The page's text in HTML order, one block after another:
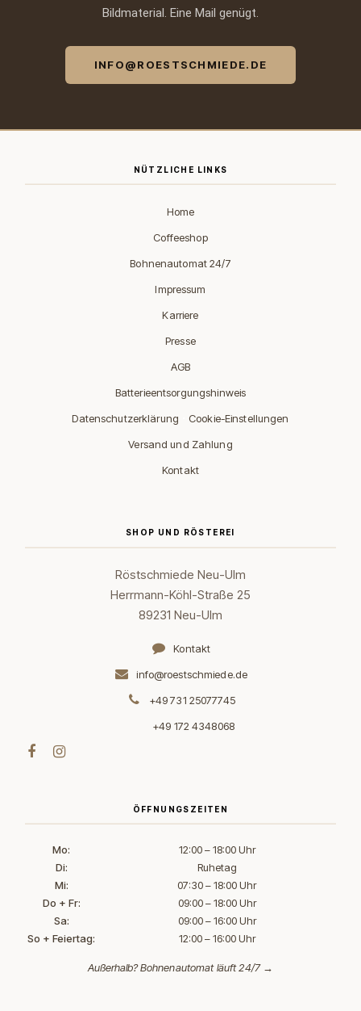
Bildmaterial. Eine Mail genügt.
INFO@ROESTSCHMIEDE.DE
NÜTZLICHE LINKS
Home
Coffeeshop
Bohnenautomat 24/7
Impressum
Karriere
Presse
AGB
Batterieentsorgungshinweis
Datenschutzerklärung
Cookie-Einstellungen
Versand und Zahlung
Kontakt
SHOP UND RÖSTEREI
Röstschmiede Neu-Ulm
Herrmann-Köhl-Straße 25
89231 Neu-Ulm
Kontakt
info@roestschmiede.de
+49 731 25077745
+49 172 4348068
ÖFFNUNGSZEITEN
Mo:
12:00 – 18:00 Uhr
Di:
Ruhetag
Mi:
07:30 – 18:00 Uhr
Do + Fr:
09:00 – 18:00 Uhr
Sa:
09:00 – 16:00 Uhr
So + Feiertag:
12:00 – 16:00 Uhr
Außerhalb?Bohnenautomat läuft 24/7 →